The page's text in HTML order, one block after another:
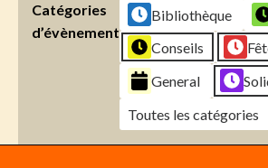
Catégories
d’évènement
Bibliothèque
Conseils
General
Toutes les catégories